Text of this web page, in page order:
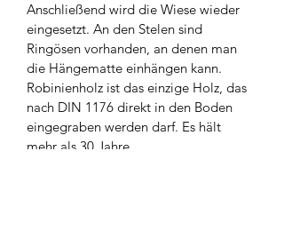
Anschließend wird die Wiese wieder
eingesetzt. An den Stelen sind
Ringösen vorhanden, an denen man
die Hängematte einhängen kann.
Robinienholz ist das einzige Holz, das
nach DIN 1176 direkt in den Boden
eingegraben werden darf. Es hält
mehr als 30 Jahre.